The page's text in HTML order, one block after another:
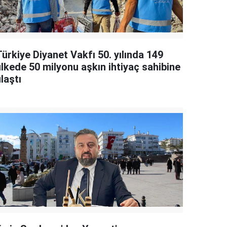
Diyanet Vakfı 50. yılında 149
50 milyonu aşkın ihtiyaç sahibine